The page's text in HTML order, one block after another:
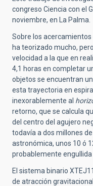
congreso Ciencia con el
noviembre, en La Palma.
Sobre los
ha teorizado mucho,
velocidad a la que en
4,1 horas en completar
objetos se encuentran
esta trayectoria en
inexorablemente al
retorno, que se calcula
del centro del agujero
todavía a dos millones
astronómica, unos 10 ó
probablemente engullida
El sistema binario
de atracción